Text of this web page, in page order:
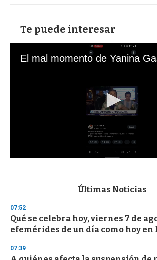
Te puede interesar
s
d
s
o
f
3
Últimas Noticias
07:52
Qué se celebra hoy, viernes 7 de
efemérides de un día como hoy
07:39